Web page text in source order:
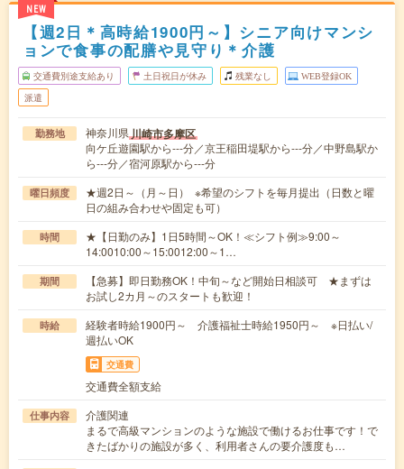
NEW
【週2日＊高時給1900円～】シニア向けマンシ
ョンで食事の配膳や見守り＊介護
交通費別途支給あり 土日祝日が休み 残業なし WEB登録OK
派遣
勤務地 神奈川県川崎市多摩区
向ケ丘遊園駅から---分／京王稲田堤駅から---分／中野島駅か
ら---分／宿河原駅から---分
曜日頻度
★週2日～（月～日） ※希望のシフトを毎月提出（日数と曜
日の組み合わせや固定も可）
時間
★【日勤のみ】1日5時間～OK！≪シフト例≫9:00～
14:0010:00～15:0012:00～1…
期間
【急募】即日勤務OK！中旬～など開始日相談可 ★まずは
お試し2カ月～のスタートも歓迎！
時給
経験者時給1900円～ 介護福祉士時給1950円～ ※日払い/
週払いOK
交通費
交通費全額支給
仕事内容
介護関連
まるで高級マンションのような施設で働けるお仕事です！で
きたばかりの施設が多く、利用者さんの要介護度も…